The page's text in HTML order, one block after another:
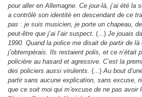
pour aller en Allemagne. Ce jour-là, j’ai été la
a contrôlé son identité en descendant de ce
pas : je suis musicien, je porte un chapeau,
peut-être que j’ai l’air suspect. (...) Je jouais
1990. Quand la police me disait de partir de là
j’obtempérais. Ils restaient polis, et ce n’était
policière au hasard et agressive. C’est la
des policiers aussi virulents. (...)Au bout
partir sans aucune explication, sans excuse,
que ce soit moi qui m’excuse de ne pas avoir